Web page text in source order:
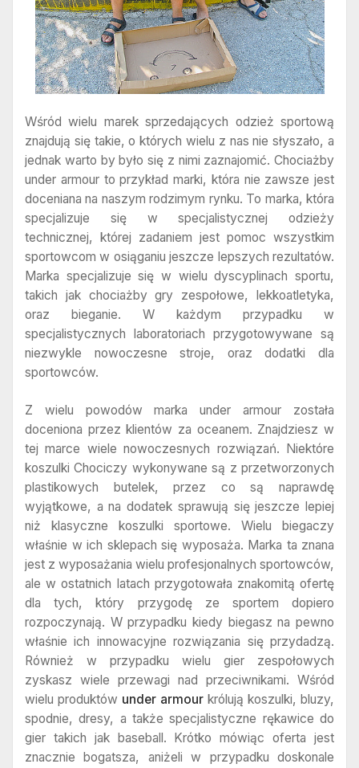
Wśród wielu marek sprzedających odzież sportową
znajdują się takie, o których wielu z nas nie słyszało, a
jednak warto by było się z nimi zaznajomić. Chociażby
under armour to przykład marki, która nie zawsze jest
doceniana na naszym rodzimym rynku. To marka, która
specjalizuje się w specjalistycznej odzieży
technicznej, której zadaniem jest pomoc wszystkim
sportowcom w osiąganiu jeszcze lepszych rezultatów.
Marka specjalizuje się w wielu dyscyplinach sportu,
takich jak chociażby gry zespołowe, lekkoatletyka,
oraz bieganie. W każdym przypadku w
specjalistycznych laboratoriach przygotowywane są
niezwykle nowoczesne stroje, oraz dodatki dla
sportowców.
Z wielu powodów marka under armour została
doceniona przez klientów za oceanem. Znajdziesz w
tej marce wiele nowoczesnych rozwiązań. Niektóre
koszulki Chociczy wykonywane są z przetworzonych
plastikowych butelek, przez co są naprawdę
wyjątkowe, a na dodatek sprawują się jeszcze lepiej
niż klasyczne koszulki sportowe. Wielu biegaczy
właśnie w ich sklepach się wyposaża. Marka ta znana
jest z wyposażania wielu profesjonalnych sportowców,
ale w ostatnich latach przygotowała znakomitą ofertę
dla tych, który przygodę ze sportem dopiero
rozpoczynają. W przypadku kiedy biegasz na pewno
właśnie ich innowacyjne rozwiązania się przydadzą.
Również w przypadku wielu gier zespołowych
zyskasz wiele przewagi nad przeciwnikami. Wśród
wielu produktów under armour królują koszulki, bluzy,
spodnie, dresy, a także specjalistyczne rękawice do
gier takich jak baseball. Krótko mówiąc oferta jest
znacznie bogatsza, aniżeli w przypadku doskonale